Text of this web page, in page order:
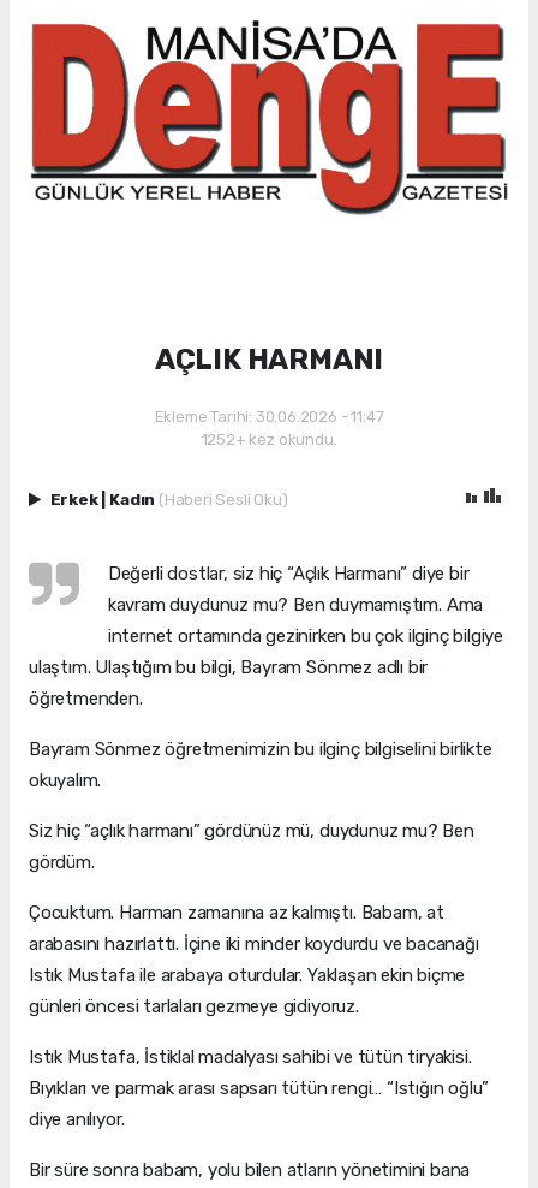
AÇLIK HARMANI
Ekleme Tarihi: 30.06.2026 - 11:47
1252+ kez okundu.
Erkek Kadın (Haberi Sesli Oku)
Değerli dostlar, siz hiç “Açlık Harmanı” diye bir
kavram duydunuz mu? Ben duymamıştım. Ama
internet ortamında gezinirken bu çok ilginç bilgiye
ulaştım. Ulaştığım bu bilgi, Bayram Sönmez adlı bir
öğretmenden.
Bayram Sönmez öğretmenimizin bu ilginç bilgiselini birlikte
okuyalım.
Siz hiç “açlık harmanı” gördünüz mü, duydunuz mu? Ben
gördüm.
Çocuktum. Harman zamanına az kalmıştı. Babam, at
arabasını hazırlattı. İçine iki minder koydurdu ve bacanağı
Istık Mustafa ile arabaya oturdular. Yaklaşan ekin biçme
günleri öncesi tarlaları gezmeye gidiyoruz.
Istık Mustafa, İstiklal madalyası sahibi ve tütün tiryakisi.
Bıyıkları ve parmak arası sapsarı tütün rengi… “Istığın oğlu”
diye anılıyor.
Bir süre sonra babam, yolu bilen atların yönetimini bana